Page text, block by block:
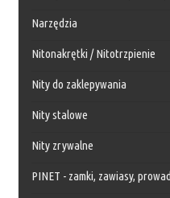
Narzędzia
Nitonakrętki / Nitotrzpienie
Nity do zaklepywania
Nity stalowe
Nity zrywalne
PINET - zamki, zawiasy,